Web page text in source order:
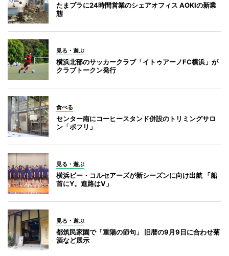
たまプラに24時間営業のシェアオフィス AOKIの新業
態
見る・遊ぶ
横浜北部のサッカークラブ「イトゥアーノFC横浜」が
クラブトークン発行
食べる
センター南にコーヒースタンド併設のトリミングサロ
ン「ポフリ」
見る・遊ぶ
横浜ビー・コルセアーズが新シーズンに向け出航 「船
首にY。進路はV」
見る・遊ぶ
都筑民家園で「重陽の節句」 旧暦の9月9日に合わせ菊
酒など展示